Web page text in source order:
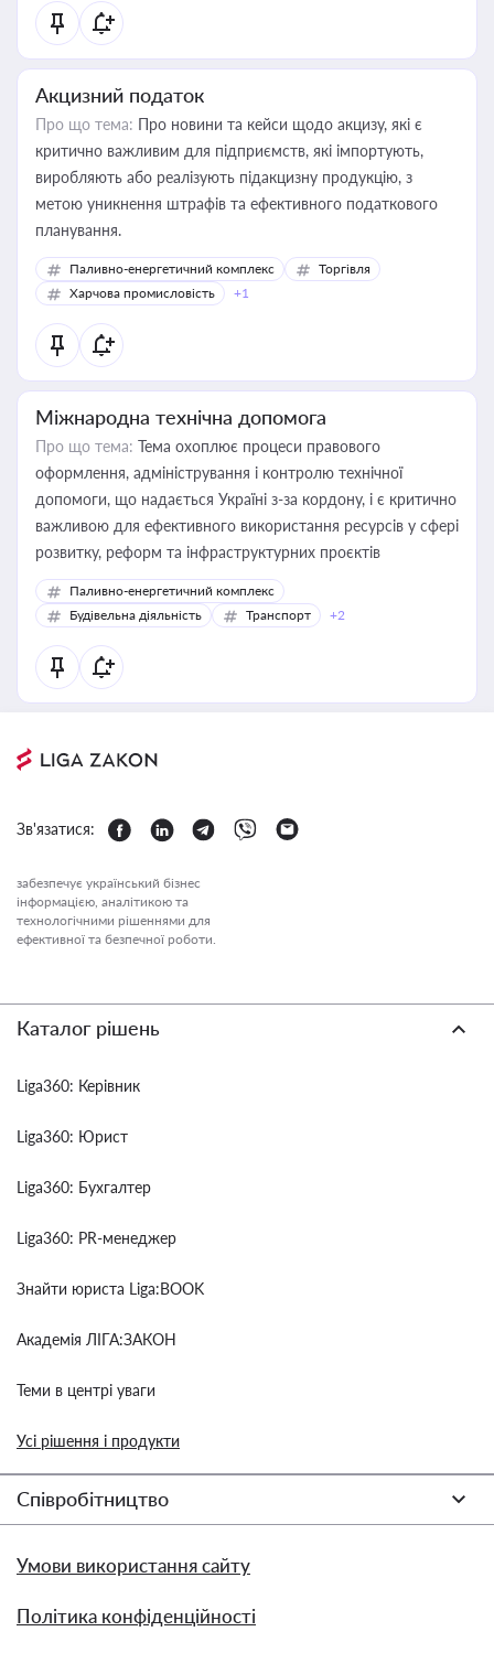
Акцизний податок
Про що тема: Про новини та кейси щодо акцизу, які є
критично важливим для підприємств, які імпортують,
виробляють або реалізують підакцизну продукцію, з
метою уникнення штрафів та ефективного податкового
планування.
Паливно-енергетичний комплекс
Торгівля
Харчова промисловість
+1
Міжнародна технічна допомога
Про що тема: Тема охоплює процеси правового
оформлення, адміністрування і контролю технічної
допомоги, що надається Україні з-за кордону, і є критично
важливою для ефективного використання ресурсів у сфері
розвитку, реформ та інфраструктурних проєктів
Паливно-енергетичний комплекс
Будівельна діяльність
Транспорт +2
Зв'язатися:
забезпечує український бізнес
інформацією, аналітикою та
технологічними рішеннями для
ефективної та безпечної роботи.
Каталог рішень
Liga360: Керівник
Liga360: Юрист
Liga360: Бухгалтер
Liga360: PR-менеджер
Знайти юриста Liga:BOOK
Академія ЛІГА:ЗАКОН
Теми в центрі уваги
Усі рішення і продукти
Співробітництво
Умови використання сайту
Політика конфіденційності